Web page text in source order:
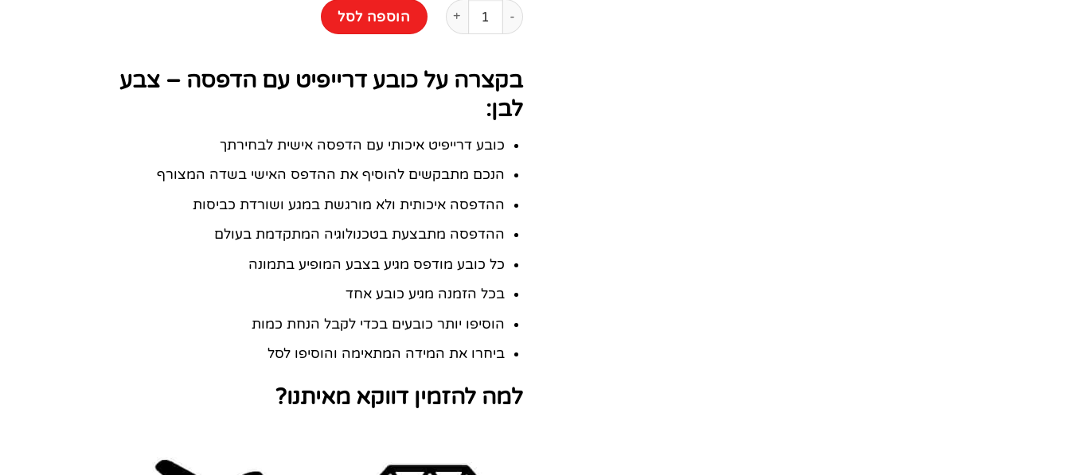
כמות של כובע דרייפיט עם הדפסה - צבע לבן
הוספה לסל
בקצרה על כובע דרייפיט עם הדפסה – צבע
לבן:
כובע דרייפיט איכותי עם הדפסה אישית לבחירתך
הנכם מתבקשים להוסיף את ההדפס האישי בשדה המצורף
ההדפסה איכותית ולא מורגשת במגע ושורדת כביסות
ההדפסה מתבצעת בטכנולוגיה המתקדמת בעולם
כל כובע מודפס מגיע בצבע המופיע בתמונה
בכל הזמנה מגיע כובע אחד
הוסיפו יותר כובעים בכדי לקבל הנחת כמות
ביחרו את המידה המתאימה והוסיפו לסל
למה להזמין דווקא מאיתנו?